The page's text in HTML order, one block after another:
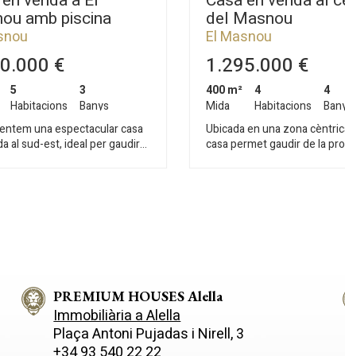
amb piscina
€
5
Habitacions
3
Banys
una espectacular casa
al sud-est, ideal per gaudir
que afegeix un toc càlid i
La cuina, independent i
compta amb accés directe al
podreu gaudir d'agradables
del Masnou
El Masnou
1.295.000 €
400 m²
Mida
4
Habitacions
4
Ubicada en una zona
casa permet gaudir de la
et rep un ampli vestíbul
amb diferents àrees de la
començant per: Un saló lluminós de
concepte obert, amb sostres
PREMIUM HOUSES Alella
Immobiliària a Alella
Plaça Antoni Pujadas i Nirell, 3